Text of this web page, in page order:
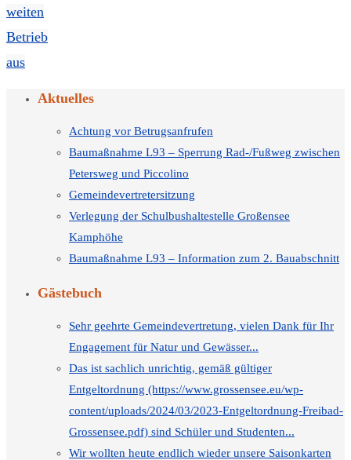
weiten
Betrieb
aus
Aktuelles
Achtung vor Betrugsanfrufen
Baumaßnahme L93 – Sperrung Rad-/Fußweg zwischen
Petersweg und Piccolino
Gemeindevertretersitzung
Verlegung der Schulbushaltestelle Großensee
Kamphöhe
Baumaßnahme L93 – Information zum 2. Bauabschnitt
Gästebuch
Sehr geehrte Gemeindevertretung, vielen Dank für Ihr
Engagement für Natur und Gewässer...
Das ist sachlich unrichtig, gemäß gültiger
Entgeltordnung (https://www.grossensee.eu/wp-
content/uploads/2024/03/2023-Entgeltordnung-Freibad-
Grossensee.pdf) sind Schüler und Studenten...
Wir wollten heute endlich wieder unsere Saisonkarten